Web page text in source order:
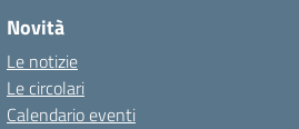
Novità
Le notizie
Le circolari
Calendario eventi